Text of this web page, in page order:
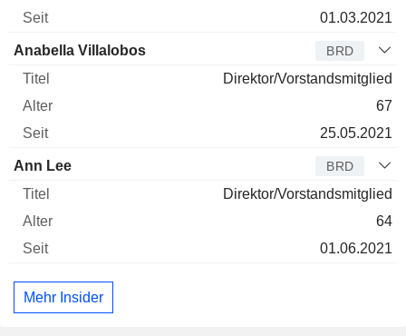
01.03.2021
Anabella Villalobos BRD
Direktor/Vorstandsmitglied
67
25.05.2021
Ann Lee BRD
Direktor/Vorstandsmitglied
64
01.06.2021
Mehr Insider